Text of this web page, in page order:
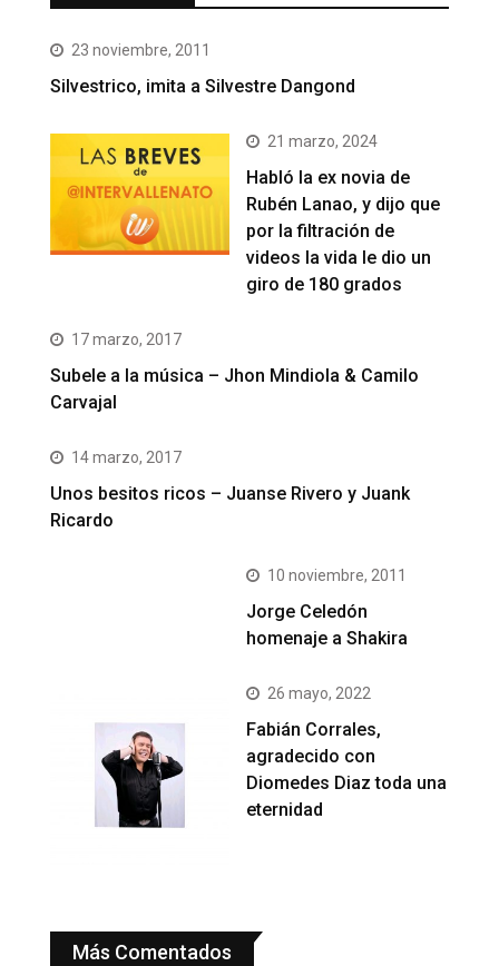
23 noviembre, 2011
Silvestrico, imita a Silvestre Dangond
21 marzo, 2024
Habló la ex novia de
Rubén Lanao, y dijo que
por la filtración de
videos la vida le dio un
giro de 180 grados
17 marzo, 2017
Subele a la música – Jhon Mindiola & Camilo
Carvajal
14 marzo, 2017
Unos besitos ricos – Juanse Rivero y Juank
Ricardo
10 noviembre, 2011
Jorge Celedón
homenaje a Shakira
26 mayo, 2022
Fabián Corrales,
agradecido con
Diomedes Diaz toda una
eternidad
Más Comentados